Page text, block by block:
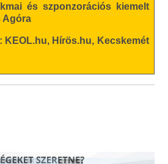
és szponzorációs kiemelt
Agóra
KEOL.hu, Hírös.hu, Kecskemét